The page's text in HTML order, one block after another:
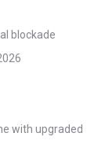
blockade
with upgraded